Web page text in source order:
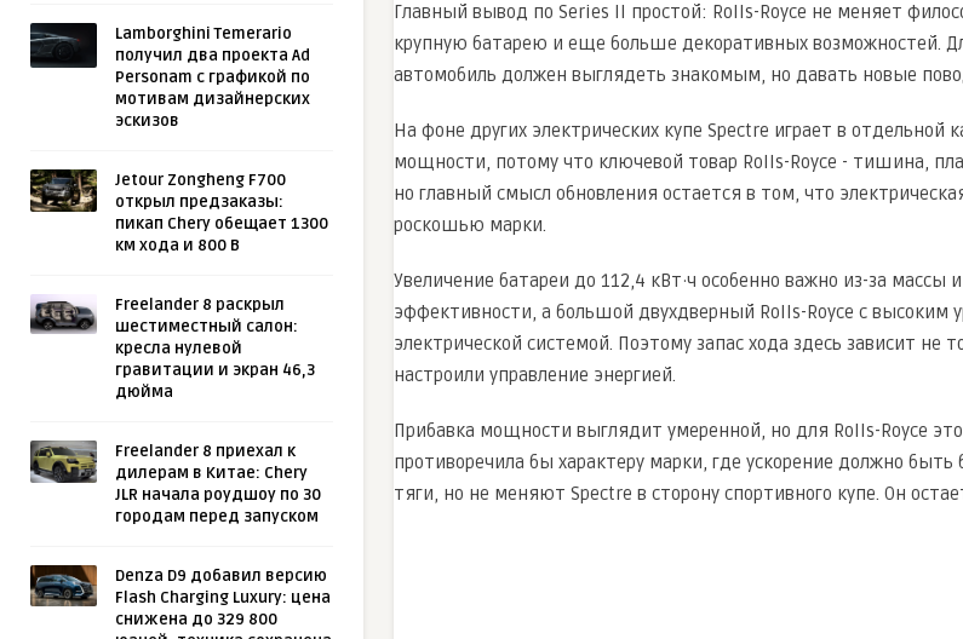
Lamborghini Temerario
получил два проекта Ad
Personam с графикой по
мотивам дизайнерских
эскизов
Jetour Zongheng F700
открыл предзаказы:
пикап Chery обещает 1300
км хода и 800 В
Freelander 8 раскрыл
шестиместный салон:
кресла нулевой
гравитации и экран 46,3
дюйма
Freelander 8 приехал к
дилерам в Китае: Chery
JLR начала роудшоу по 30
городам перед запуском
Denza D9 добавил версию
Flash Charging Luxury: цена
снижена до 329 800
Главный вывод по Series II простой: Rolls-Royce не меняет
крупную батарею и еще больше декоративных возможностей.
автомобиль должен выглядеть знакомым, но давать новые
На фоне других электрических купе Spectre играет в
мощности, потому что ключевой товар Rolls-Royce - тишина,
но главный смысл обновления остается в том, что
роскошью марки.
Увеличение батареи до 112,4 кВт·ч особенно важно из-за массы
эффективности, а большой двухдверный Rolls-Royce с
электрической системой. Поэтому запас хода здесь зависит не
настроили управление энергией.
Прибавка мощности выглядит умеренной, но для Rolls-Royce
противоречила бы характеру марки, где ускорение должно
тяги, но не меняют Spectre в сторону спортивного купе. Он